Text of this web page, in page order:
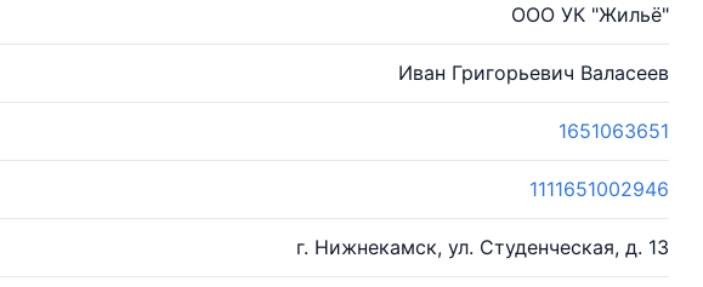
ООО УК "Жильё"
Иван Григорьевич Валасеев
1651063651
1111651002946
г. Нижнекамск, ул. Студенческая, д. 13